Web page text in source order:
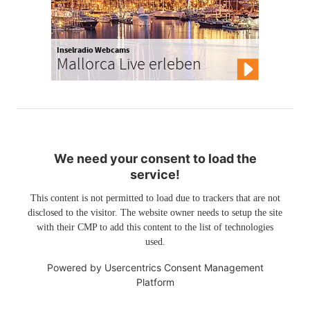
Inselradio Webcams
Mallorca Live erleben
We need your consent to load the
service!
This content is not permitted to load due to trackers that are not
disclosed to the visitor. The website owner needs to setup the site
with their CMP to add this content to the list of technologies
used.
Powered by Usercentrics Consent Management
Platform